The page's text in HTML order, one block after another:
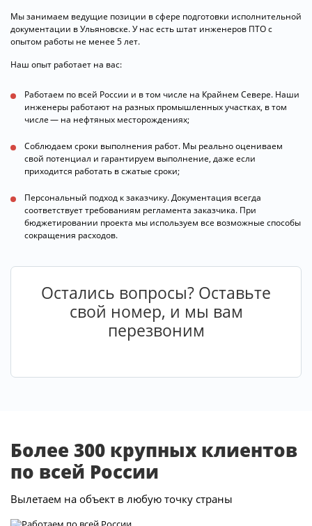
Мы занимаем ведущие позиции в сфере подготовки исполнительной
документации в Ульяновске. У нас есть штат инженеров ПТО с
опытом работы не менее 5 лет.
Наш опыт работает на вас:
Работаем по всей России и в том числе на Крайнем Севере. Наши
инженеры работают на разных промышленных участках, в том
числе — на нефтяных месторождениях;
Соблюдаем сроки выполнения работ. Мы реально оцениваем
свой потенциал и гарантируем выполнение, даже если
приходится работать в сжатые сроки;
Персональный подход к заказчику. Документация всегда
соответствует требованиям регламента заказчика. При
бюджетировании проекта мы используем все возможные способы
сокращения расходов.
Остались вопросы? Оставьте
свой номер, и мы вам
перезвоним
Более 300 крупных клиентов
по всей России
Вылетаем на объект в любую точку страны